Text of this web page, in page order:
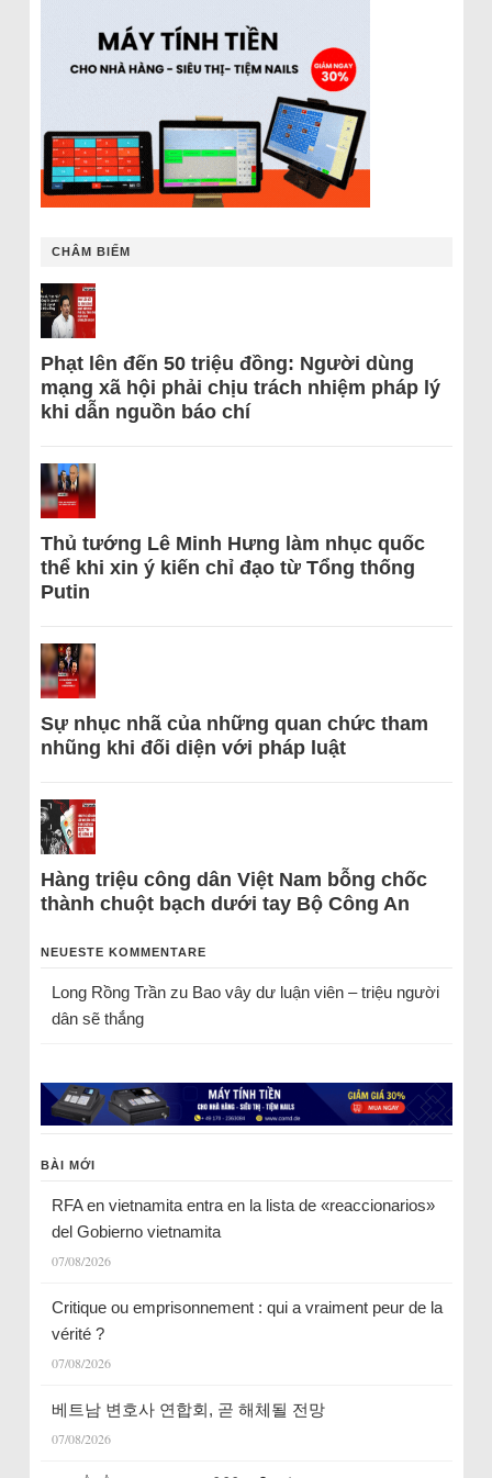
CHÂM BIẾM
Phạt lên đến 50 triệu đồng: Người dùng
mạng xã hội phải chịu trách nhiệm pháp lý
khi dẫn nguồn báo chí
Thủ tướng Lê Minh Hưng làm nhục quốc
thể khi xin ý kiến chỉ đạo từ Tổng thống
Putin
Sự nhục nhã của những quan chức tham
nhũng khi đối diện với pháp luật
Hàng triệu công dân Việt Nam bỗng chốc
thành chuột bạch dưới tay Bộ Công An
NEUESTE KOMMENTARE
Long Rồng Trầnzu Bao vây dư luận viên – triệu người
dân sẽ thắng
BÀI MỚI
RFA en vietnamita entra en la lista de «reaccionarios»
del Gobierno vietnamita
07/08/2026
Critique ou emprisonnement : qui a vraiment peur de la
vérité ?
07/08/2026
베트남 변호사 연합회, 곧 해체될 전망
07/08/2026